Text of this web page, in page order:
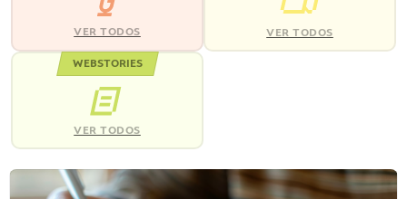
VER TODOS VER TODOS
WEBSTORIES
VER TODOS